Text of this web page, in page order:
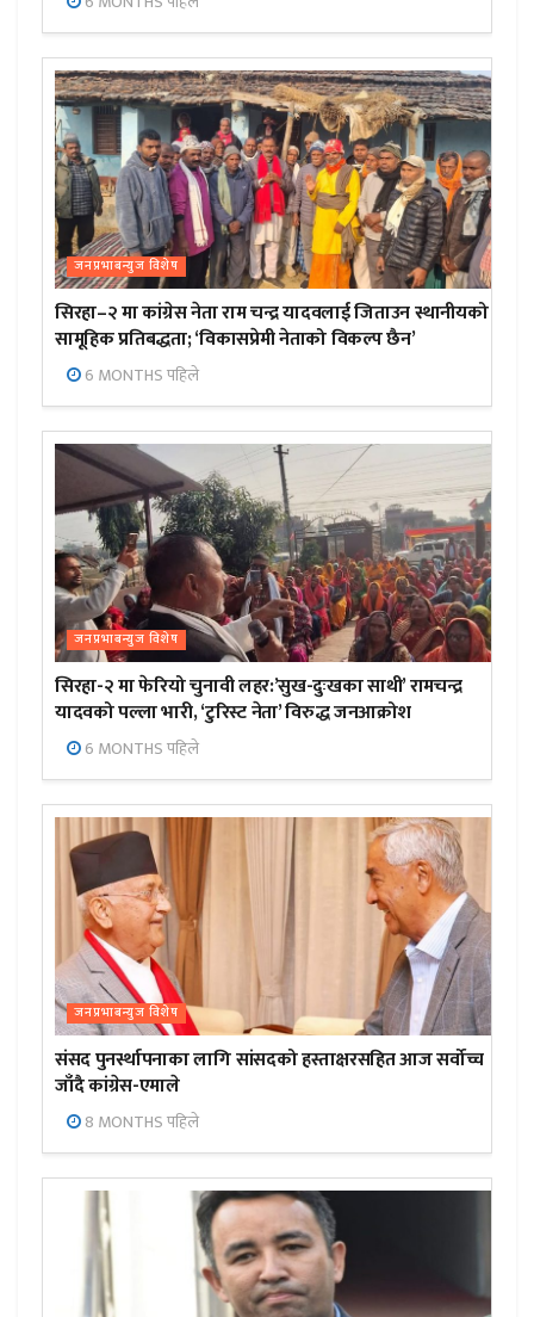
जनप्रभाबन्युज विशेष
सिरहा–२ मा कांग्रेस नेता राम चन्द्र यादवलाई जिताउन स्थानीयको
सामूहिक प्रतिबद्धता; ‘विकासप्रेमी नेताको विकल्प छैन’
6 MONTHS पहिले
जनप्रभाबन्युज विशेष
सिरहा-२ मा फेरियो चुनावी लहर:’सुख-दुःखका साथी’ रामचन्द्र
यादवको पल्ला भारी, ‘टुरिस्ट नेता’ विरुद्ध जनआक्रोश
6 MONTHS पहिले
जनप्रभाबन्युज विशेष
संसद पुनर्स्थापनाका लागि सांसदको हस्ताक्षरसहित आज सर्वोच्च
जाँदै कांग्रेस-एमाले
8 MONTHS पहिले